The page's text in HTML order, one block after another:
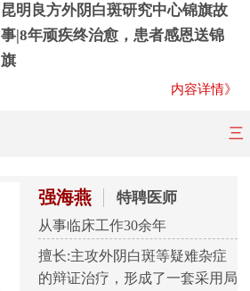
昆明良方外阴白斑研究中心锦旗故
事|8年顽疾终治愈，患者感恩送锦
旗
内容详情》
三
强海燕 特聘医师
从事临床工作30余年
擅长:主攻外阴白斑等疑难杂症
的辩证治疗，形成了一套采用局